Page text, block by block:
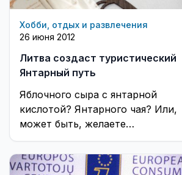
Хобби, отдых и развлечения
26 июня 2012
Литва создаст туристический
Янтарный путь
Яблочного сыра с янтарной
кислотой? Янтарного чая? Или,
может быть, желаете
отдохнуть в янтарной сауне? ...